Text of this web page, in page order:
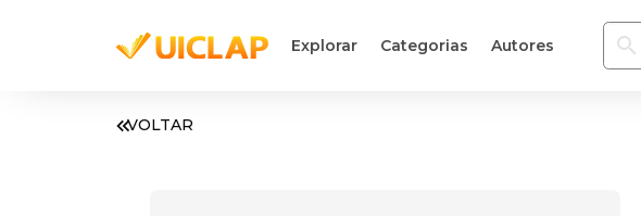
Explorar Categorias Autores
VOLTAR